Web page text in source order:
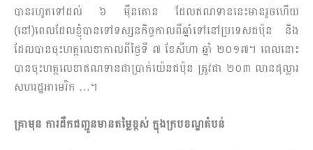
បានរហូតទៅដល់ ៦ ម៉ឺនតោន ដែលឥណទាននេះមានរួចហើយ
(នៅ)ពេលដែលខ្ញុំបានទៅទស្សនកិច្ចកាលពីឆ្នាំទៅនៅប្រទេសជប៉ុន និង
ដែលបានចុះហត្ថលេខាកាលពីថ្ងៃទី ៧ ខែសីហា ឆ្នាំ ២០១៧។ ពេលនោះ
បានចុះហត្ថលេខាឥណទានជាប្រាក់យ៉េនជប៉ុន ត្រូវជា ២០៣ លានដុល្លារ
សហរដ្ឋអាមេរិក …។
គ្រាមុន ការដឹកជញ្ជូនមានតម្លៃខ្ពស់ ក្នុងក្របខណ្ឌតំបន់